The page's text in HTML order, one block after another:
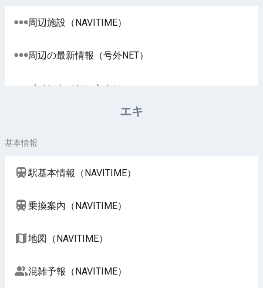
周辺施設（NAVITIME）
周辺の最新情報（号外NET）
イベント（じゃらん）
エキ
基本情報
駅基本情報（NAVITIME）
乗換案内（NAVITIME）
地図（NAVITIME）
混雑予報（NAVITIME）